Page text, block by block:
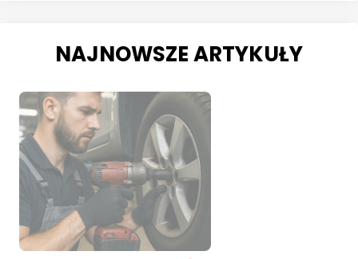
NAJNOWSZE ARTYKUŁY